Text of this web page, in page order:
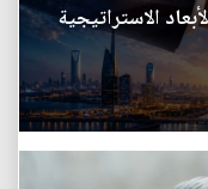
الاستراتيجية